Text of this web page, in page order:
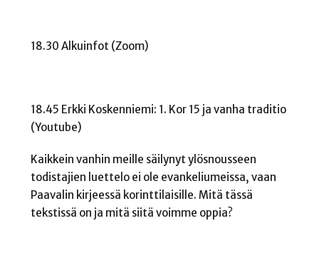
18.30 Alkuinfot (Zoom)
18.45 Erkki Koskenniemi: 1. Kor 15 ja vanha traditio
(Youtube)
Kaikkein vanhin meille säilynyt ylösnousseen
todistajien luettelo ei ole evankeliumeissa, vaan
Paavalin kirjeessä korinttilaisille. Mitä tässä
tekstissä on ja mitä siitä voimme oppia?